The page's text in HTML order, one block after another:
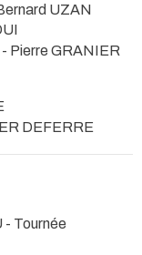
UZAN
- Pierre GRANIER
DEFERRE
- Tournée